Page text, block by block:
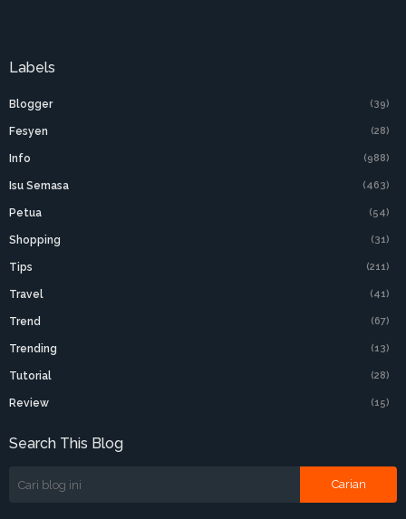
Labels
Blogger (39)
Fesyen (28)
Info (988)
Isu Semasa (463)
Petua (54)
Shopping (31)
Tips (211)
Travel (41)
Trend (67)
Trending (13)
Tutorial (28)
Review (15)
Search This Blog